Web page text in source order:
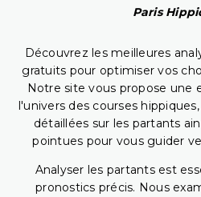
Paris
Découvrez les meilleures
gratuits pour optimiser vos
Notre site vous propose une
l'univers des courses
détaillées sur les partants
pointues pour vous guider
Analyser les partants est
pronostics précis. Nous